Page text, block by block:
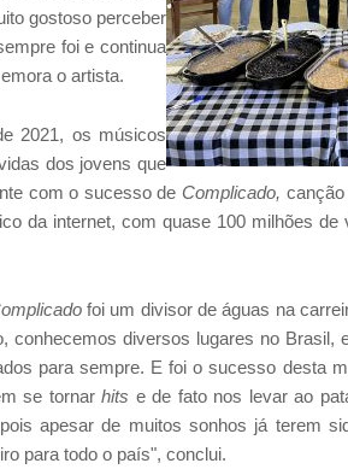
gostoso perceber
foi e continua
o artista.
2021, os músicos
dos jovens que
com o sucesso de Complicado,
da internet, com quase 100 milhões de
foi um divisor de águas na
conhecemos diversos lugares no Brasil,
para sempre. E foi o sucesso desta
se tornarhits e de fato nos levar ao
apesar de muitos sonhos já terem
para todo o país", conclui.